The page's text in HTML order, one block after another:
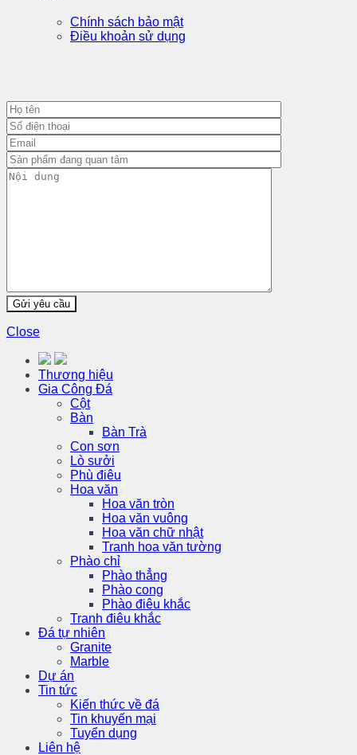
Chính sách bảo mật
Điều khoản sử dụng
Close
Thương hiệu
Gia Công Đá
Cột
Bàn
Bàn Trà
Con sơn
Lò sưởi
Phù điêu
Hoa văn
Hoa văn tròn
Hoa văn vuông
Hoa văn chữ nhật
Tranh hoa văn tường
Phào chỉ
Phào thẳng
Phào cong
Phào điêu khắc
Tranh điêu khắc
Đá tự nhiên
Granite
Marble
Dự án
Tin tức
Kiến thức về đá
Tin khuyến mại
Tuyển dụng
Liên hệ